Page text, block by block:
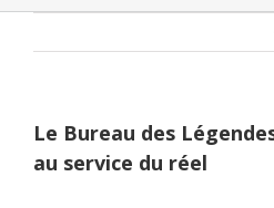
Le Bureau des
au service du réel